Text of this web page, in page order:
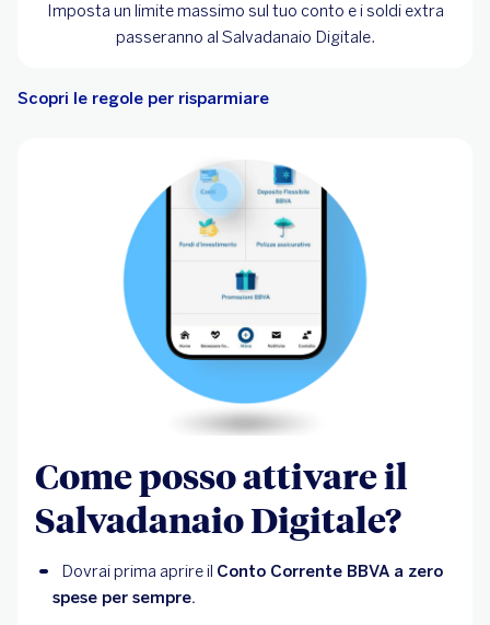
Imposta un limite massimo sul tuo conto e i soldi extra
passeranno al Salvadanaio Digitale.
Scopri le regole per risparmiare
Come posso attivare il
Salvadanaio Digitale?
Dovrai prima aprire il Conto Corrente BBVA a zero
spese per sempre.